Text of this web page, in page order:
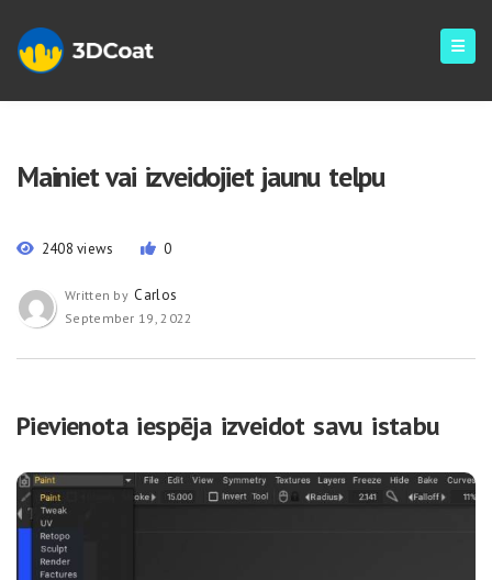
Mainiet vai izveidojiet jaunu telpu
2408 views 0
Written by Carlos
September 19, 2022
Pievienota iespēja izveidot savu istabu